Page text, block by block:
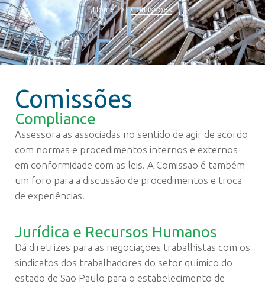
Home Comissões
Comissões
Compliance
Assessora as associadas no sentido de agir de acordo
com normas e procedimentos internos e externos
em conformidade com as leis. A Comissão é também
um foro para a discussão de procedimentos e troca
de experiências.
Jurídica e Recursos Humanos
Dá diretrizes para as negociações trabalhistas com os
sindicatos dos trabalhadores do setor químico do
estado de São Paulo para o estabelecimento de